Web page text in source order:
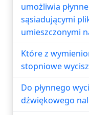
umożliwia
sąsiadującymi
umieszczonymi
Które z
stopniowe
Do płynnego
dźwiękowego